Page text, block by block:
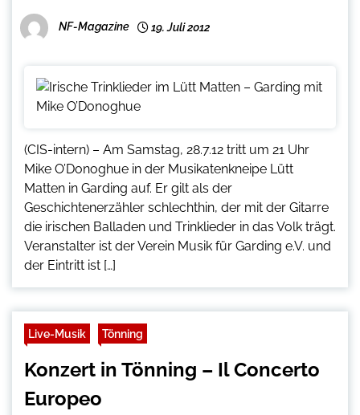
NF-Magazine 19. Juli 2012
(CIS-intern) – Am Samstag, 28.7.12 tritt um 21 Uhr
Mike O’Donoghue in der Musikatenkneipe Lütt
Matten in Garding auf. Er gilt als der
Geschichtenerzähler schlechthin, der mit der Gitarre
die irischen Balladen und Trinklieder in das Volk trägt.
Veranstalter ist der Verein Musik für Garding e.V. und
der Eintritt ist […]
Live-Musik Tönning
Konzert in Tönning – Il Concerto
Europeo